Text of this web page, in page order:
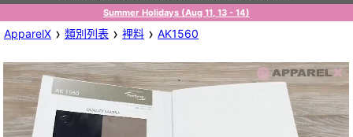
Summer Holidays (Aug 11, 13 - 14)
ApparelX › 類別列表 › 裡料 › AK1560